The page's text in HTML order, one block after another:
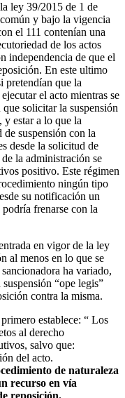
ley 39/2015 de 1 de
y bajo la vigencia
el 111 contenían una
de los actos
independencia de que el
En este ultimo
pretendían que la
el acto mientras se
solicitar la suspensión
y estar a lo que la
suspensión con la
desde la solicitud de
la administración se
positivo. Este régimen
ningún tipo
su notificación un
frenarse con la
en vigor de la ley
al menos en lo que se
ha variado,
“ope legis”
contra la misma.
establece: “ Los
al derecho
salvo que:
del acto.
de naturaleza
recurso en vía